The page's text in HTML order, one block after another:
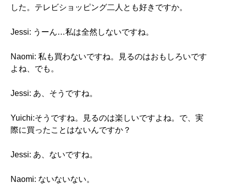
した。テレビショッピング二人とも好きですか。
Jessi: うーん…私は全然しないですね。
Naomi: 私も買わないですね。見るのはおもしろいです
よね、でも。
Jessi: あ、そうですね。
Yuichi:そうですね。見るのは楽しいですよね。で、実
際に買ったことはないんですか？
Jessi: あ、ないですね。
Naomi: ないないない。